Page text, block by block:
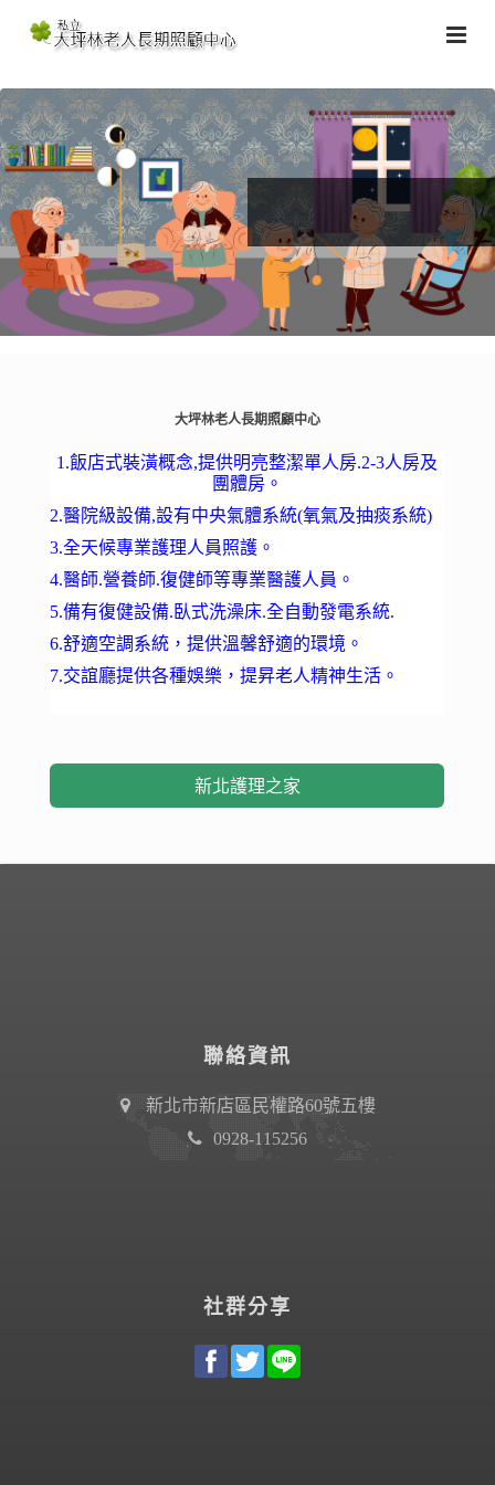
大坪林老人長期照顧中心
1.飯店式裝潢概念,提供明亮整潔單人房.2-3人房及
團體房。
2.醫院級設備,設有中央氣體系統(氧氣及抽痰系統)
3.全天候專業護理人員照護。
4.醫師.營養師.復健師等專業醫護人員。
5.備有復健設備.臥式洗澡床.全自動發電系統.
6.舒適空調系統，提供溫馨舒適的環境。
7.交誼廳提供各種娛樂，提昇老人精神生活。
新北護理之家
聯絡資訊
新北市新店區民權路60號五樓
0928-115256
社群分享